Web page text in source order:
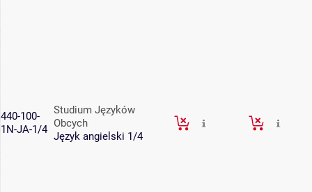
440-100-
1N-JA-1/4
Studium Języków
Obcych
Język angielski 1/4